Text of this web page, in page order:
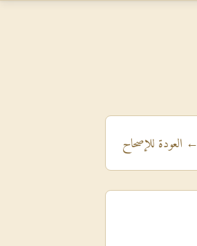
← العودة للإصحاح